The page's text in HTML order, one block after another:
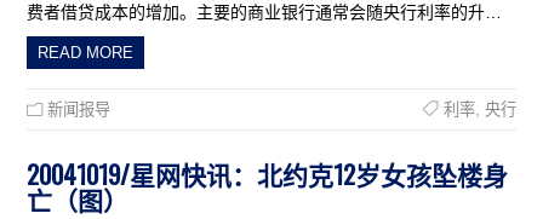
费者借贷成本的增加。主要的商业银行通常会随央行利率的升…
READ MORE
新闻报导 利率, 央行
20041019/星网快讯：北约克12岁女孩坠楼身
亡（图）